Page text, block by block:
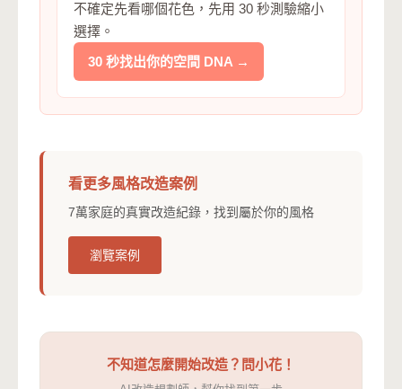
不確定先看哪個花色，先用 30 秒測驗縮小
選擇。
30 秒找出你的空間 DNA →
看更多風格改造案例
7萬家庭的真實改造紀錄，找到屬於你的風格
瀏覽案例
不知道怎麼開始改造？問小花！